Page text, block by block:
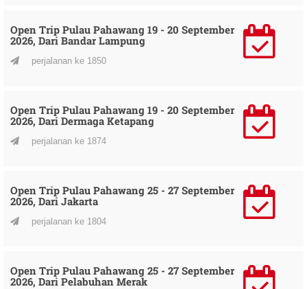
Open Trip Pulau Pahawang 19 - 20 September
2026, Dari Bandar Lampung
perjalanan ke 1850
Open Trip Pulau Pahawang 19 - 20 September
2026, Dari Dermaga Ketapang
perjalanan ke 1874
Open Trip Pulau Pahawang 25 - 27 September
2026, Dari Jakarta
perjalanan ke 1804
Open Trip Pulau Pahawang 25 - 27 September
2026, Dari Pelabuhan Merak